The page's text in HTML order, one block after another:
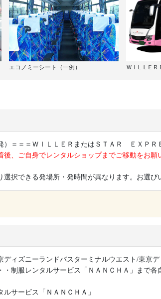
エコノミーシート（一例） ＷＩＬＬＥＲ
）＝＝＝ＷＩＬＬＥＲまたはＳＴＡＲ ＥＸＰＲ
、ご自身でレンタルショップまでご移動をお願
選択できる発場所・発時間が異なります。お選び
ディズニーランドバスターミナルウエスト/東京
・制服レンタルサービス「ＮＡＮＣＨＡ」まで各
ルサービス「ＮＡＮＣＨＡ」